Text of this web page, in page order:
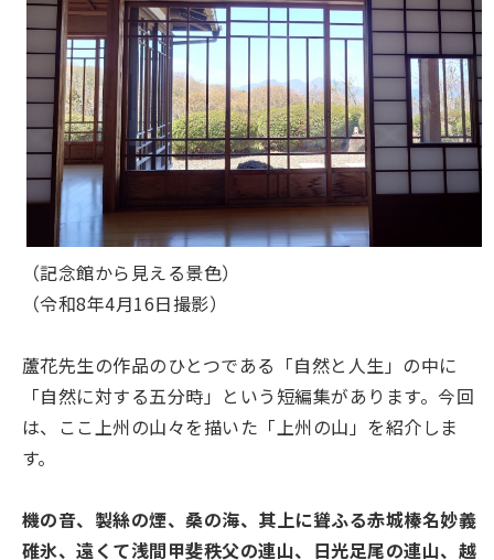
（記念館から見える景色）
（令和8年4月16日撮影）
蘆花先生の作品のひとつである「自然と人生」の中に
「自然に対する五分時」という短編集があります。今回
は、ここ上州の山々を描いた「上州の山」を紹介しま
す。
機の音、製絲の煙、桑の海、其上に聳ふる赤城榛名妙義
碓氷、遠くて浅間甲斐秩父の連山、日光足尾の連山、越